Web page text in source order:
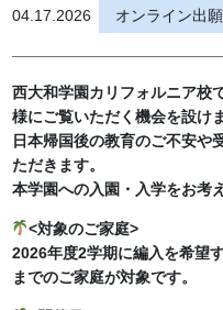
04.17.2026 オンライン出願
西大和学園カリフォルニア校
様にご覧いただく機会を設け
日本帰国後の教育のご不安や
ただきます。
本学園への入園・入学をお考
<対象のご家庭>
2026年度2学期に編入を希望
までのご家庭が対象です。